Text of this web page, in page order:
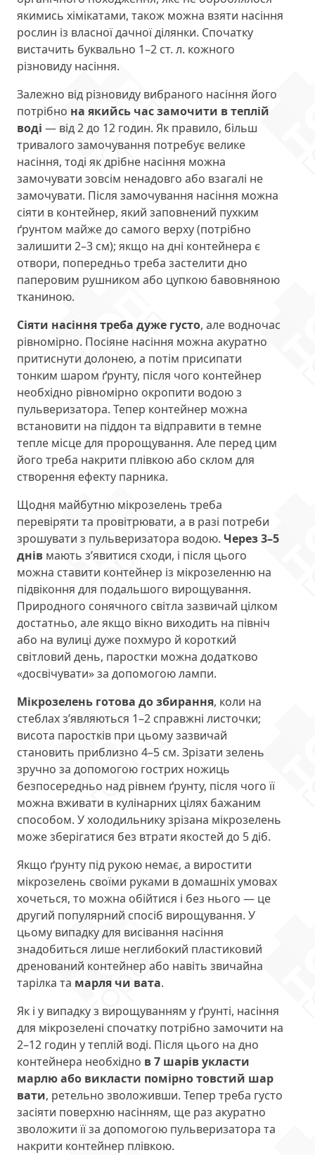
якимись хімікатами, також можна взяти насіння
рослин із власної дачної ділянки. Спочатку
вистачить буквально 1–2 ст. л. кожного
різновиду насіння.
Залежно від різновиду вибраного насіння його
потрібно на якийсь час замочити в теплій
воді — від 2 до 12 годин. Як правило, більш
тривалого замочування потребує велике
насіння, тоді як дрібне насіння можна
замочувати зовсім ненадовго або взагалі не
замочувати. Після замочування насіння можна
сіяти в контейнер, який заповнений пухким
ґрунтом майже до самого верху (потрібно
залишити 2–3 см); якщо на дні контейнера є
отвори, попередньо треба застелити дно
паперовим рушником або цупкою бавовняною
тканиною.
Сіяти насіння треба дуже густо, але водночас
рівномірно. Посіяне насіння можна акуратно
притиснути долонею, а потім присипати
тонким шаром ґрунту, після чого контейнер
необхідно рівномірно окропити водою з
пульверизатора. Тепер контейнер можна
встановити на піддон та відправити в темне
тепле місце для пророщування. Але перед цим
його треба накрити плівкою або склом для
створення ефекту парника.
Щодня майбутню мікрозелень треба
перевіряти та провітрювати, а в разі потреби
зрошувати з пульверизатора водою. Через 3–5
днів мають з’явитися сходи, і після цього
можна ставити контейнер із мікрозеленню на
підвіконня для подальшого вирощування.
Природного сонячного світла зазвичай цілком
достатньо, але якщо вікно виходить на північ
або на вулиці дуже похмуро й короткий
світловий день, паростки можна додатково
«досвічувати» за допомогою лампи.
Мікрозелень готова до збирання, коли на
стеблах з’являються 1–2 справжні листочки;
висота паростків при цьому зазвичай
становить приблизно 4–5 см. Зрізати зелень
зручно за допомогою гострих ножиць
безпосередньо над рівнем ґрунту, після чого її
можна вживати в кулінарних цілях бажаним
способом. У холодильнику зрізана мікрозелень
може зберігатися без втрати якостей до 5 діб.
Якщо ґрунту під рукою немає, а виростити
мікрозелень своїми руками в домашніх умовах
хочеться, то можна обійтися і без нього — це
другий популярний спосіб вирощування. У
цьому випадку для висівання насіння
знадобиться лише неглибокий пластиковий
дренований контейнер або навіть звичайна
тарілка та марля чи вата.
Як і у випадку з вирощуванням у ґрунті, насіння
для мікрозелені спочатку потрібно замочити на
2–12 годин у теплій воді. Після цього на дно
контейнера необхідно в 7 шарів укласти
марлю або викласти помірно товстий шар
вати, ретельно зволоживши. Тепер треба густо
засіяти поверхню насінням, ще раз акуратно
зволожити її за допомогою пульверизатора та
накрити контейнер плівкою.